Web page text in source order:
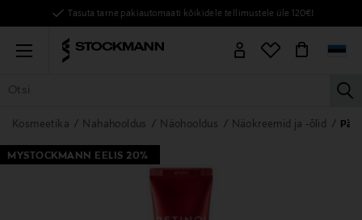
Tasuta tarne pakiautomaati kõikidele tellimustele üle 120€!
Menu
KÕIK TOOTED NAISED MEHED LAPSED KODU
Kosmeetika Nahahooldus Näohooldus Näokreemid ja -õlid
MYSTOCKMANN EELIS 20%